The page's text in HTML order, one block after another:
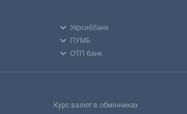
Укрсиббанк
ПУМБ
ОТП банк
Курс валют в обмінниках